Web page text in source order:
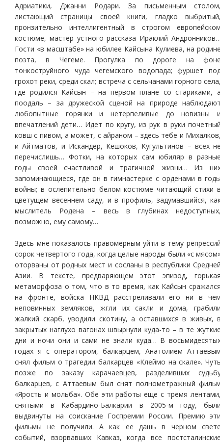
Адриатики, Джанни Родари. За письменным
листающий страницы своей книги, гладко
пронзительно интеллигентный в строгом
костюме, мастер устного рассказа Ираклий
Гости «в масштабе» на юбилее Кайсына Кулиева, на
поэта, в Чегеме. Прогулка по дороге на
тонкоструйного чуда чегемского водопада; фуршет
грохот реки, среди скал; встреча с сельчанами горного
где родился Кайсын – на первом плане со стариками,
поодаль – за дружеской сценой на природе
любопытные горянки и нетерпеливые до новизны
впечатлений дети… Идет по кругу, из рук в руки
ковш с пивом, а может, с айраном – здесь тебе и
и Айтматов, и Искандер, Кешоков, Кугультинов – всех
перечислишь… Фотки, на которых сам юбиляр в
годы своей счастливой и трагичной жизни… Из
запоминающиеся, где он в гимнастерке с орденами в
войны; в ослепительно белом костюме читающий стихи
цветущем весеннем саду, и в профиль, задумавшийся,
мыслитель Родена – весь в глубинах
возможно, ему самому…
Здесь мне показалось правомерным уйти в тему
сорок четвертого года, когда целые народы были «с
оторваны от родных мест и сосланы в республики
Азии. В тексте, предваряющем этот эпизод,
метаморфоза о том, что в то время, как Кайсын
на фронте, войска НКВД расстреливали его ни в
неповинных земляков, жгли их сакли и дома,
жалкий скарб, уводили скотину, а оставшихся в живых,
закрытых наглухо вагонах швырнули куда-то – в те
дни и ночи они и сами не знали куда… В
годах я с оператором, балкарцем, Анатолием
снял фильм о трагедии балкарцев «Клеймо на скале».
позже по заказу карачаевцев, разделивших
балкарцев, с Аттаевым был снят полнометражный
«Ярость и мольба». Обе эти работы еще с тремя
снятыми в Кабардино-Балкарии в 2005-м году,
выдвинуты на соискание Госпремии России. Премию
фильмы не получили. А как ее дашь в черном
событий, взорвавших Кавказ, когда все